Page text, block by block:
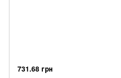
731.68 грн